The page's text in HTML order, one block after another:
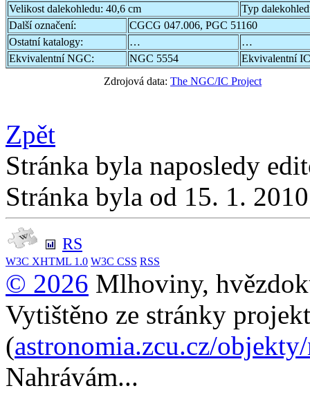
Velikost dalekohledu: 40,6 cm
Typ
Další označení:
CGCG 047.006, PGC 51160
Ostatní katalogy:
…
…
Ekvivalentní NGC:
NGC 5554
Ekvivalentní
Zdrojová data: The NGC/IC Project
Zpět
Stránka byla naposledy
Stránka byla od 15. 1.
RS
W3C XHTML 1.0 W3C CSS RSS
© 2026 Mlhoviny,
Vytištěno ze stránky
(astronomia.zcu.cz/
Nahrávám...